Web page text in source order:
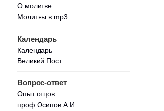
О молитве
Молитвы в mp3
Календарь
Календарь
Великий Пост
Вопрос-ответ
Опыт отцов
проф.Осипов А.И.